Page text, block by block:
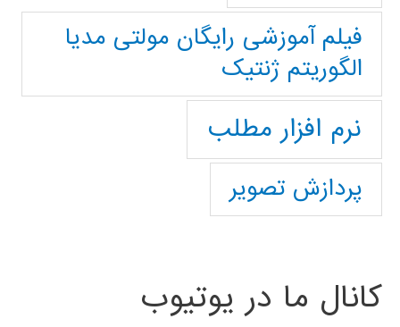
فیلم آموزشی رایگان مولتی مدیا
الگوریتم ژنتیک
نرم افزار مطلب
پردازش تصویر
کانال ما در یوتیوب